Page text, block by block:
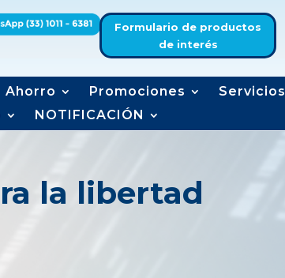
Formulario de productos
de interés
Ahorro Promociones Servicios
NOTIFICACIÓN
la libertad